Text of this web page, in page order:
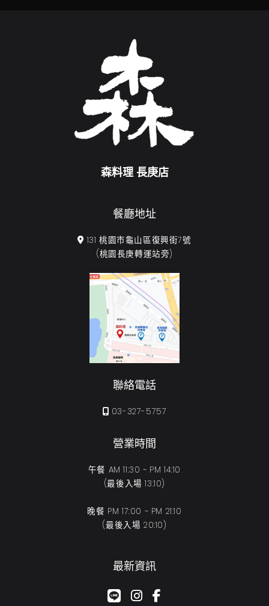
森料理 長庚店
餐廳地址
131 桃園市龜山區復興街7號
(桃園長庚轉運站旁)
聯絡電話
03-327-5757
營業時間
午餐 AM 11:30 ~ PM 14:10
(最後入場 13:10)
晚餐 PM 17:00 ~ PM 21:10
(最後入場 20:10)
最新資訊
google-plus-g
instagram